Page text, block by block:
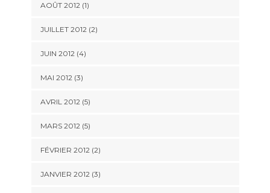
AOÛT 2012(1)
JUILLET 2012(2)
JUIN 2012(4)
MAI 2012(3)
AVRIL 2012(5)
MARS 2012(5)
FÉVRIER 2012(2)
JANVIER 2012(3)